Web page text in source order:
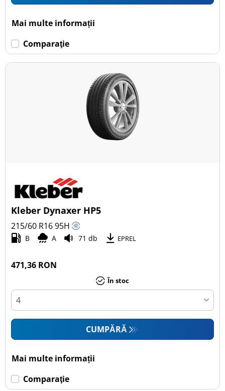
Mai multe informații
Comparaţie
Kleber Dynaxer HP5
215/60 R1695H
B A 71 db EPREL
471,36 RON
În stoc
CUMPĂRĂ
Mai multe informații
Comparaţie